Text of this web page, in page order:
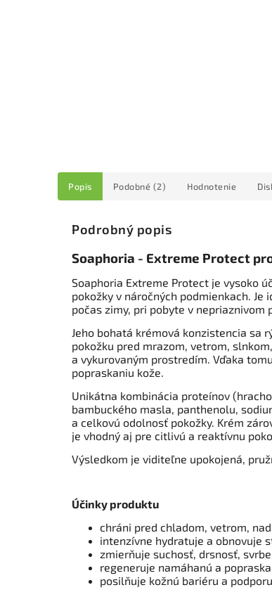
Popis Podobné (2) Hodnotenie
Podrobný popis
Soaphoria - Extreme Protect
Soaphoria Extreme Protect je vysoko
pokožky v náročných podmienkach.
počas zimy, pri pobyte v nepriaznivom
Jeho bohatá krémová konzistencia sa
pokožku pred mrazom, vetrom,
a vykurovaným prostredím. Vďaka
popraskaniu kože.
Unikátna kombinácia proteínov
bambuckého masla, panthenolu,
a celkovú odolnosť pokožky. Krém
je vhodný aj pre citlivú a reaktívnu
Výsledkom je viditeľne upokojená,
Účinky produktu
chráni pred chladom, vetrom,
intenzívne hydratuje a obnovuje
zmierňuje suchosť, drsnosť,
regeneruje namáhanú a
posilňuje kožnú bariéru a